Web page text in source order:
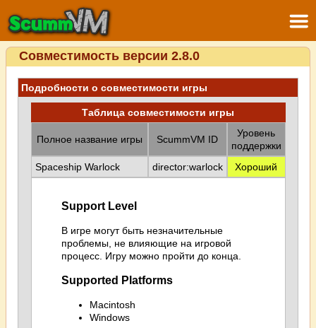
Совместимость версии 2.8.0
Подробности о совместимости игры
Таблица совместимости игры
Полное название игры ScummVM ID
Уровень
поддержки
Spaceship Warlock
director:warlock Хороший
Support Level
В игре могут быть незначительные
проблемы, не влияющие на игровой
процесс. Игру можно пройти до конца.
Supported Platforms
Macintosh
Windows